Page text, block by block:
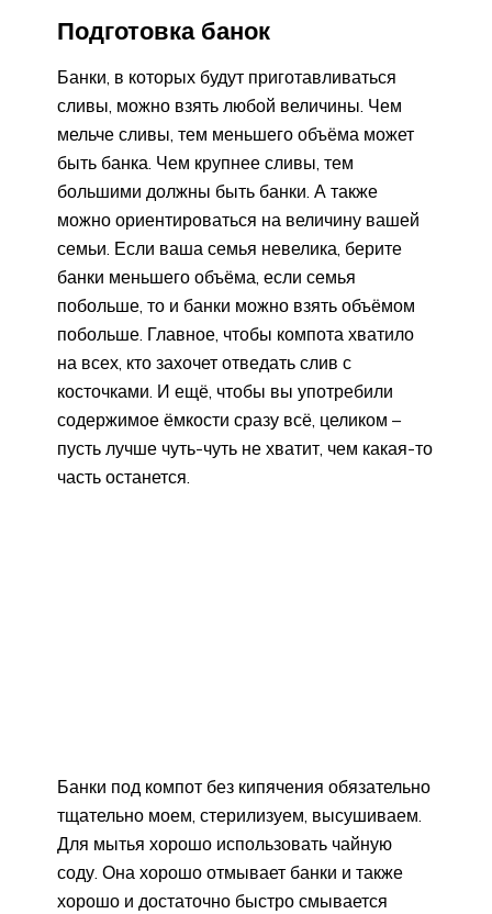
Подготовка банок
Банки, в которых будут приготавливаться
сливы, можно взять любой величины. Чем
мельче сливы, тем меньшего объёма может
быть банка. Чем крупнее сливы, тем
большими должны быть банки. А также
можно ориентироваться на величину вашей
семьи. Если ваша семья невелика, берите
банки меньшего объёма, если семья
побольше, то и банки можно взять объёмом
побольше. Главное, чтобы компота хватило
на всех, кто захочет отведать слив с
косточками. И ещё, чтобы вы употребили
содержимое ёмкости сразу всё, целиком –
пусть лучше чуть-чуть не хватит, чем какая-то
часть останется.
Банки под компот без кипячения обязательно
тщательно моем, стерилизуем, высушиваем.
Для мытья хорошо использовать чайную
соду. Она хорошо отмывает банки и также
хорошо и достаточно быстро смывается